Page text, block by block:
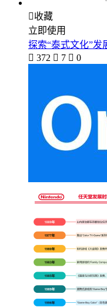
收藏
立即使用
探索“泰式文化”发
 372  7  0